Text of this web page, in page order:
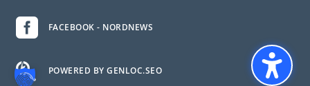
 FACEBOOK - NORDNEWS
 POWERED BY GENLOC.SEO